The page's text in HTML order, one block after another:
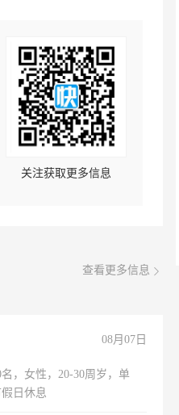
关注获取更多信息
查看更多信息
08月07日
，女性，20-30周岁，单
日休息